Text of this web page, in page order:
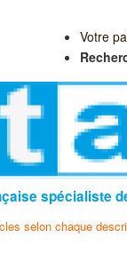
Votre
spécialiste
selon chaque